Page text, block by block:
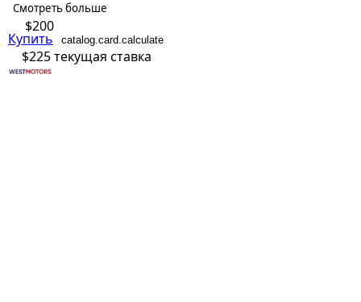
Смотреть больше
$200
Купить catalog.card.calculate
$225текущая ставка